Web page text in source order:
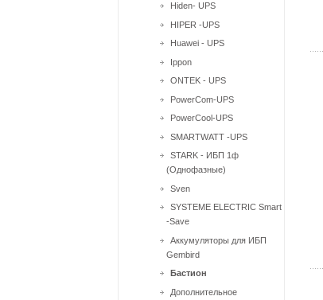
Hiden- UPS
HIPER -UPS
Huawei - UPS
Ippon
ONTEK - UPS
PowerCom-UPS
PowerCool-UPS
SMARTWATT -UPS
STARK - ИБП 1ф
(Однофазные)
Sven
SYSTEME ELECTRIC Smart
-Save
Аккумуляторы для ИБП
Gembird
Бастион
Дополнительное